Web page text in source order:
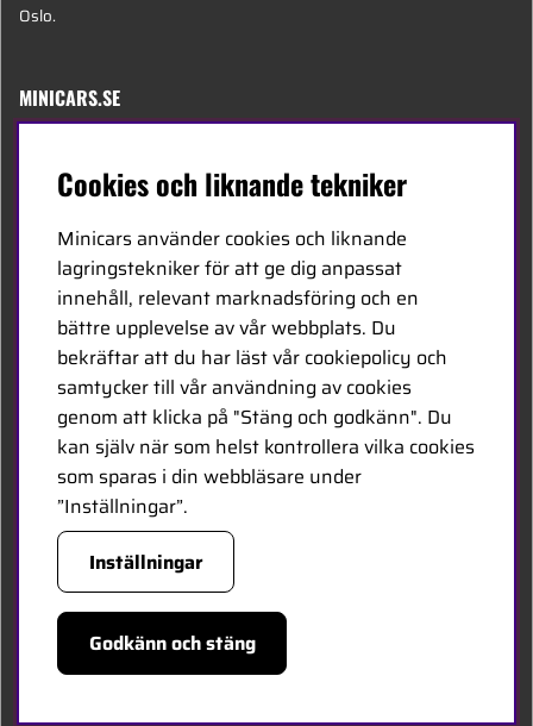
Oslo.
MINICARS.SE
Bli återförsäljare
Bli leverantör
Jobba hos oss
FÖLJ OSS
Facebook
HANDLA TRYGGT
Cookies och liknande tekniker
Minicars använder cookies och liknande
lagringstekniker för att ge dig anpassat
innehåll, relevant marknadsföring och en
bättre upplevelse av vår webbplats. Du
bekräftar att du har läst vår cookiepolicy och
samtycker till vår användning av cookies
genom att klicka på "Stäng och godkänn". Du
kan själv när som helst kontrollera vilka cookies
som sparas i din webbläsare under
”Inställningar”.
Inställningar
Godkänn och stäng